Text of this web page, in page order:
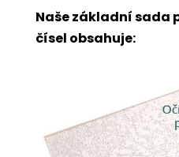
Naše základní sada
čísel obsahuje: